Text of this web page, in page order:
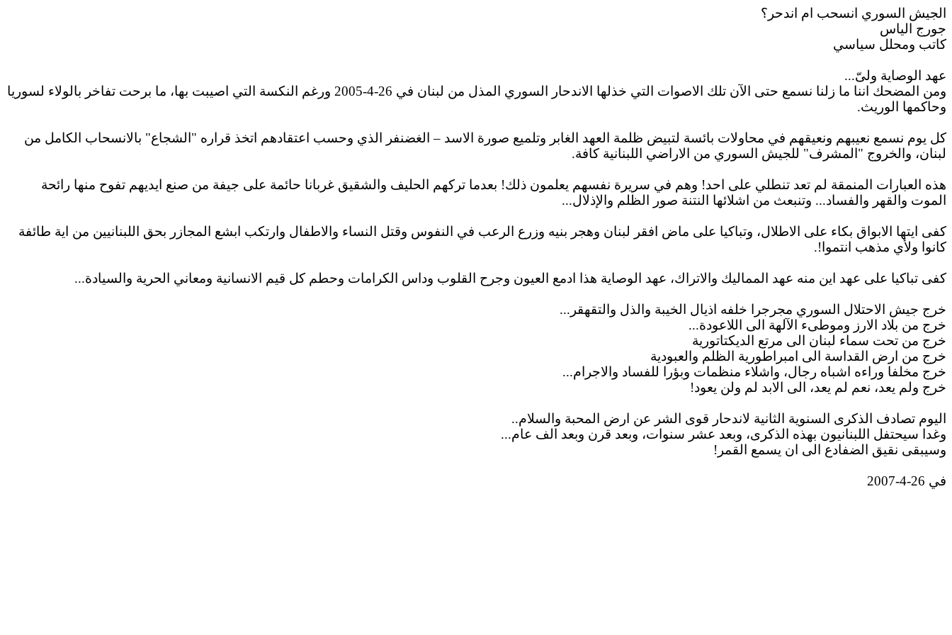
الجيش السوري انسحب ام اندحر؟
جورج
الياس
كاتب ومحلل سياسي
عهد الوصاية ولىّ...
ومن المضحك اننا ما زلنا نسمع حتى الآن تلك الاصوات التي خذلها الاندحار السوري المذل من لبنان في 26-4-2005 ورغم النكسة التي اصيبت بها، ما برحت تفاخر بالولاء لسوريا
وحاكمها الوريث.
كل يوم نسمع نعيبهم ونعيقهم في محاولات بائسة لتبيض ظلمة العهد الغابر وتلميع صورة الاسد – الغضنفر الذي وحسب اعتقادهم اتخذ قراره "الشجاع" بالانسحاب الكامل من
لبنان، والخروج "المشرف" للجيش السوري من
الاراضي اللبنانية كافة.
هذه العبارات المنمقة لم تعد تنطلي على احد! وهم في سريرة نفسهم يعلمون ذلك! بعدما تركهم الحليف والشقيق غربانا حائمة على جيفة من صنع ايديهم تفوح منها رائحة
الموت والقهر والفساد... وتنبعث من اشلائها النتنة صور الظلم والإذلال...
كفى ايتها الابواق بكاء على الاطلال، وتباكيا على ماض افقر لبنان وهجر بنيه وزرع الرعب في النفوس وقتل النساء والاطفال وارتكب ابشع المجازر بحق اللبنانيين من اية طائفة
كانوا ولأي مذهب انتموا!.
كفى تباكيا على عهد اين منه عهد المماليك والاتراك، عهد الوصاية هذا ادمع العيون وجرح القلوب وداس الكرامات وحطم كل قيم الانسانية ومعاني الحرية والسيادة...
خرج جيش الاحتلال السوري مجرجرا خلفه اذيال الخيبة والذل والتقهقر...
خرج من بلاد
الارز وموطىء الآلهة الى اللاعودة...
خرج من تحت سماء لبنان
الى مرتع الديكتاتورية
خرج من ارض القداسة
الى امبراطورية الظلم والعبودية
خرج مخلفا وراءه اشباه رجال، واشلاء منظمات وبؤرا للفساد والاجرام...
خرج ولم يعد، نعم لم يعد،
الى الابد لم ولن يعود!
اليوم تصادف الذكرى السنوية الثانية لاندحار قوى الشر عن ارض المحبة والسلام..
وغدا سيحتفل اللبنانيون بهذه الذكرى، وبعد عشر سنوات، وبعد قرن وبعد
الف عام...
وسيبقى نقيق الضفادع
الى ان يسمع القمر!
في 26-4-2007